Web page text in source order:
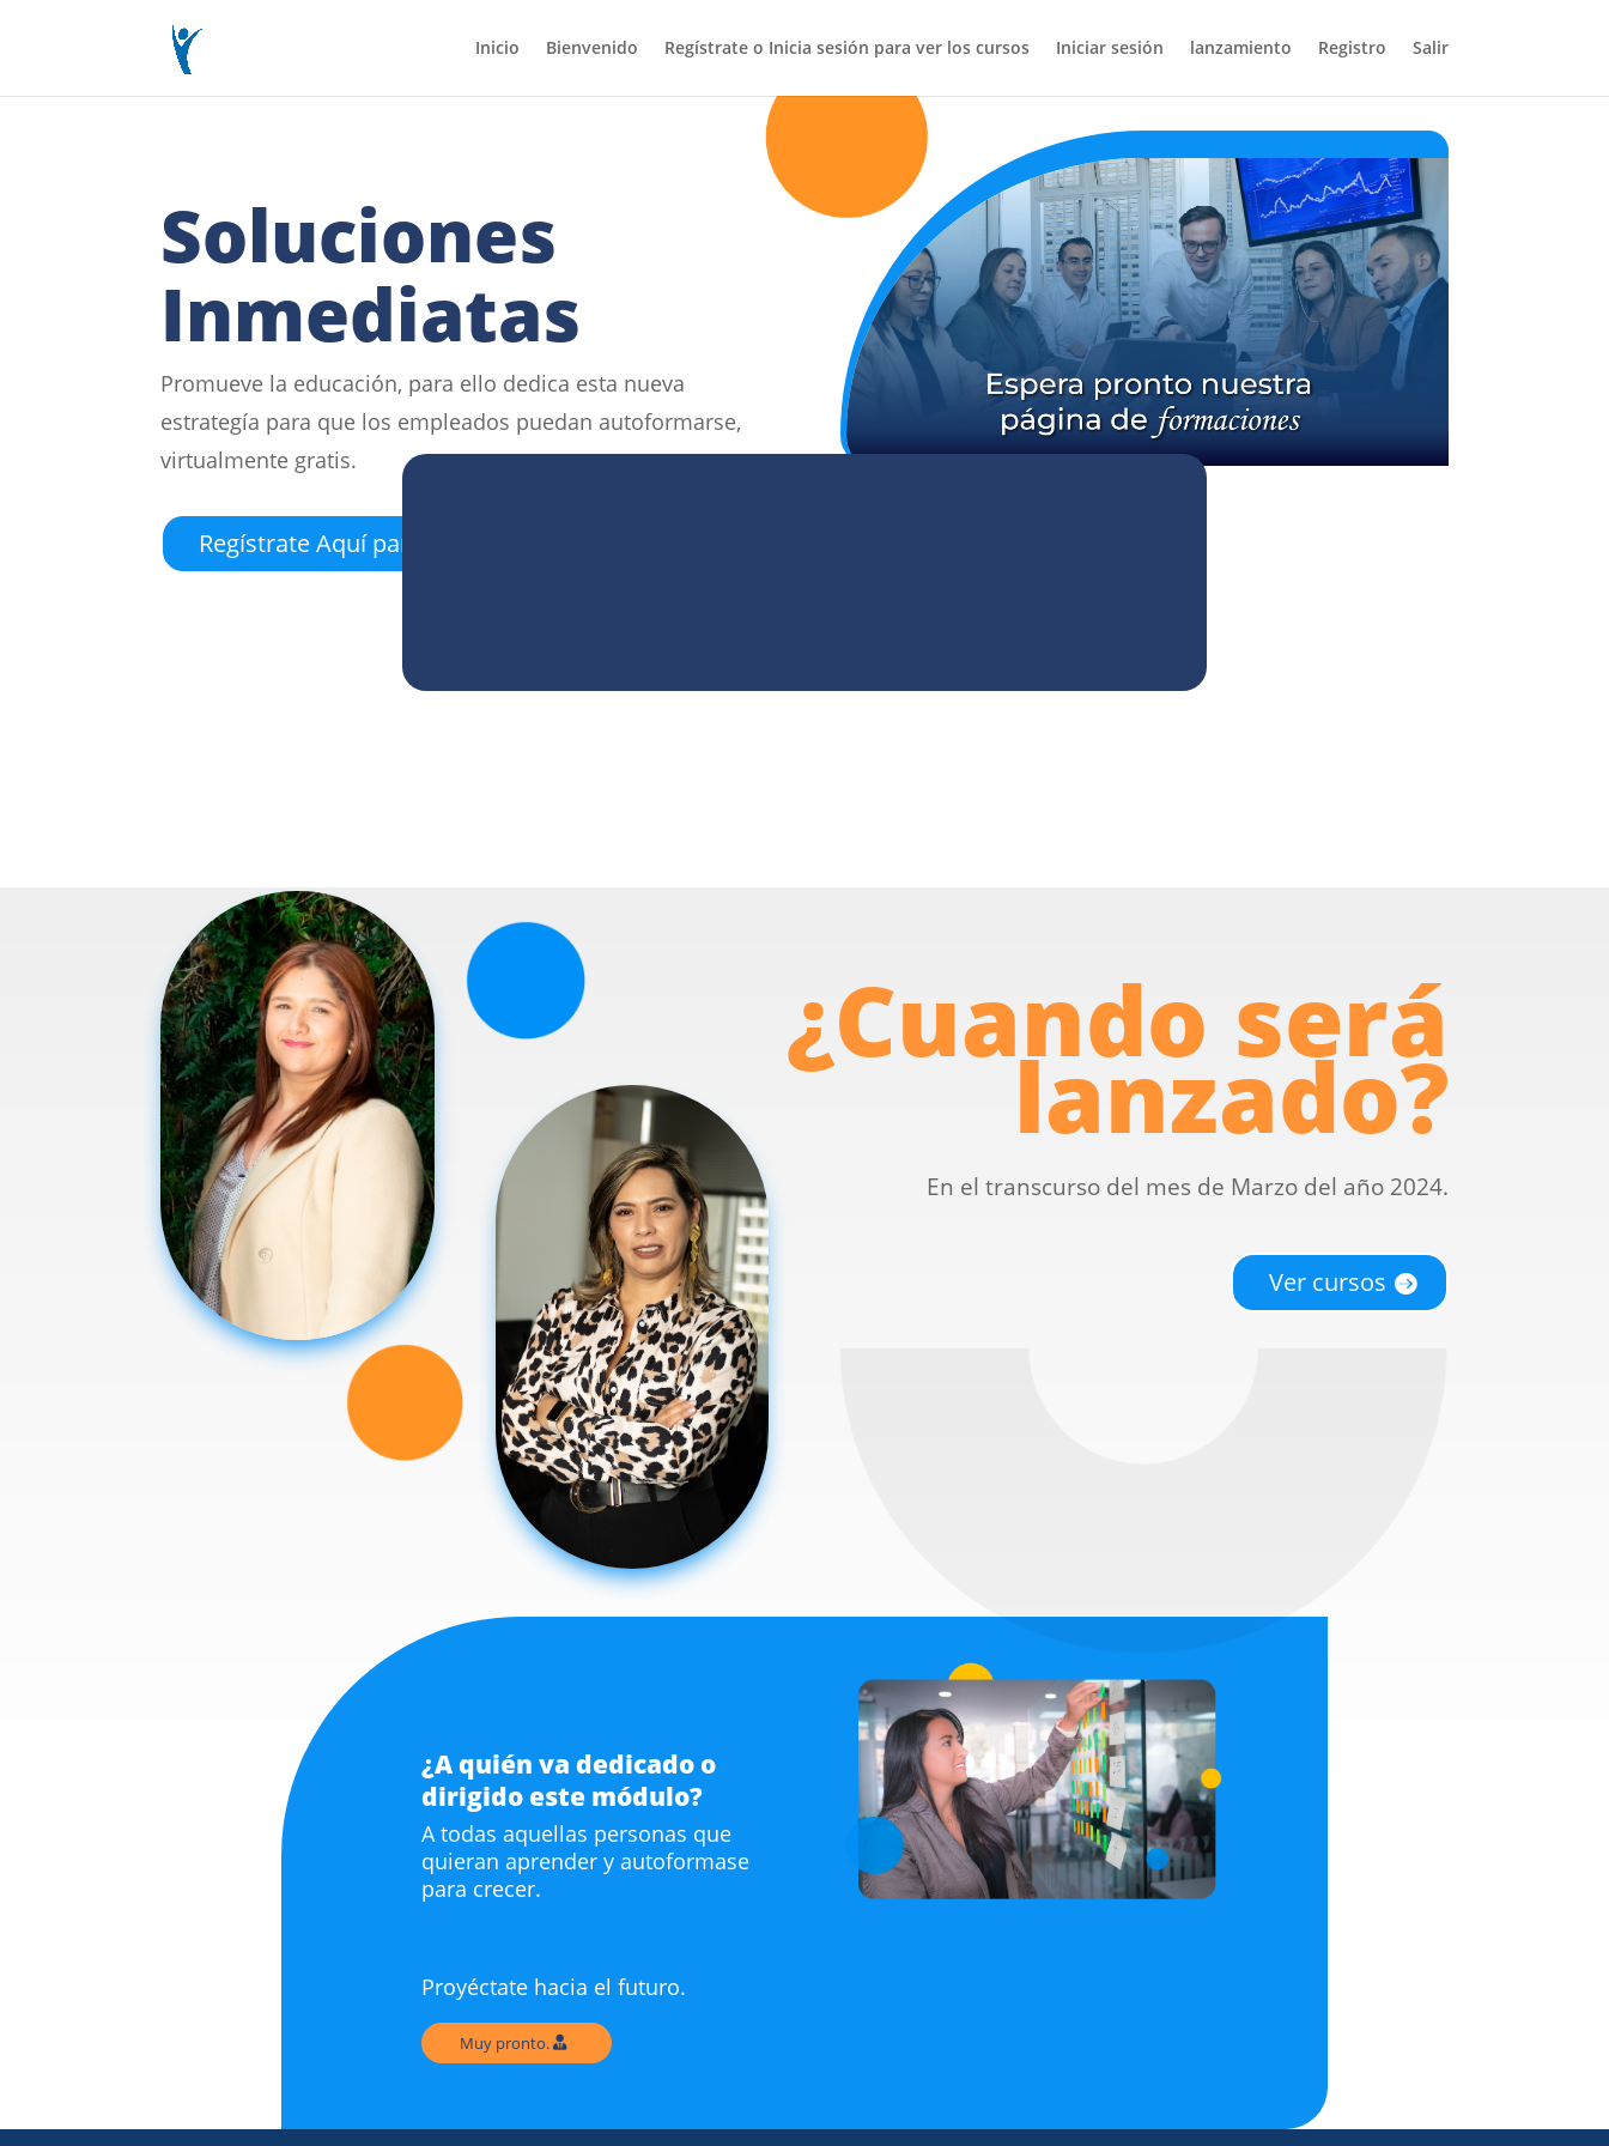
Inicio Bienvenido Regístrate o Inicia sesión para ver los cursos Iniciar sesión lanzamiento Registro Salir
Soluciones
Inmediatas
Promueve la educación, para ello dedica esta nueva
estrategía para que los empleados puedan autoformarse,
virtualmente gratis.
Regístrate Aquí para empezar a formarte
¿Cuando será
lanzado?
En el transcurso del mes de Marzo del año 2024.
Ver cursos
¿A quién va dedicado o
dirigido este módulo?
A todas aquellas personas que
quieran aprender y autoformase
para crecer.
Proyéctate hacia el futuro.
Muy pronto.